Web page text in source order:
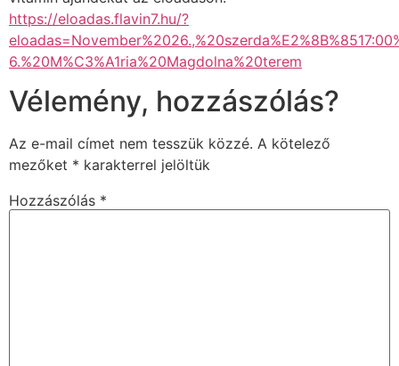
https://eloadas.flavin7.hu/?
6.%20M%C3%A1ria%20Magdolna%20terem
Vélemény, hozzászólás?
Az e-mail címet nem tesszük közzé. A kötelező
mezőket * karakterrel jelöltük
Hozzászólás *